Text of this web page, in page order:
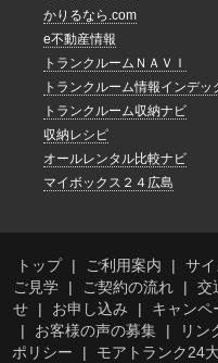
かりるなら.com
e不動産情報
トランクルームＮＡＶＩ
トランクルーム情報インデッ
トランクルーム収納ナビ
収納レシピ
オールレンタル比較ナビ
マイボックス２４広島
トップ ご利用案内 サ
ご見学
ご契約の流れ 交
せ
お申し込み キャンペ
お客様の声の募集
リン
ポリシー
モアトランク24